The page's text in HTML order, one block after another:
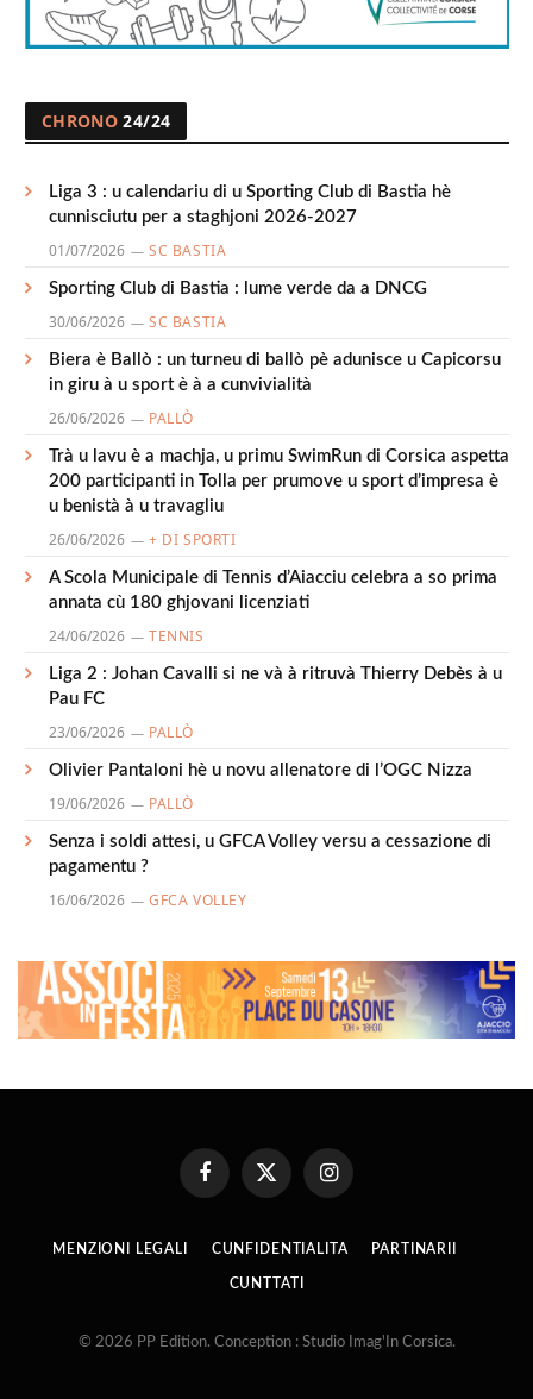
CHRONO 24/24
Liga 3 : u calendariu di u Sporting Club di Bastia hè
cunnisciutu per a staghjoni 2026-2027
01/07/2026 SC BASTIA
Sporting Club di Bastia : lume verde da a DNCG
30/06/2026 SC BASTIA
Biera è Ballò : un turneu di ballò pè adunisce u Capicorsu
in giru à u sport è à a cunvivialità
26/06/2026 PALLÒ
Trà u lavu è a machja, u primu SwimRun di Corsica aspetta
200 participanti in Tolla per prumove u sport d’impresa è
u benistà à u travagliu
26/06/2026 + DI SPORTI
A Scola Municipale di Tennis d’Aiacciu celebra a so prima
annata cù 180 ghjovani licenziati
24/06/2026 TENNIS
Liga 2 : Johan Cavalli si ne và à ritruvà Thierry Debès à u
Pau FC
23/06/2026 PALLÒ
Olivier Pantaloni hè u novu allenatore di l’OGC Nizza
19/06/2026 PALLÒ
Senza i soldi attesi, u GFCA Volley versu a cessazione di
pagamentu ?
16/06/2026 GFCA VOLLEY
FacebookX
Instagram
MENZIONI LEGALI CUNFIDENTIALITA PARTINARII
CUNTTATI
© 2026 PP Edition. Conception : Studio Imag'In Corsica.